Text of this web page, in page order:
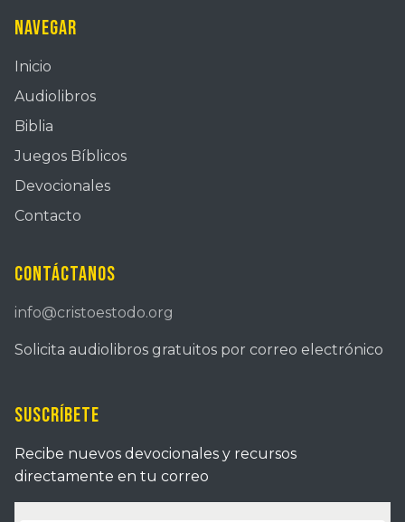
Navegar
Inicio
Audiolibros
Biblia
Juegos Bíblicos
Devocionales
Contacto
Contáctanos
info@cristoestodo.org
Solicita audiolibros gratuitos por correo electrónico
Suscríbete
Recibe nuevos devocionales y recursos
directamente en tu correo